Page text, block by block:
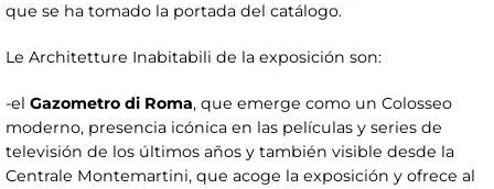
que se ha tomado la portada del catálogo.
Le Architetture Inabitabili de la exposición son:
-el Gazometro di Roma, que emerge como un Colosseo
moderno, presencia icónica en las películas y series de
televisión de los últimos años y también visible desde la
Centrale Montemartini, que acoge la exposición y ofrece al